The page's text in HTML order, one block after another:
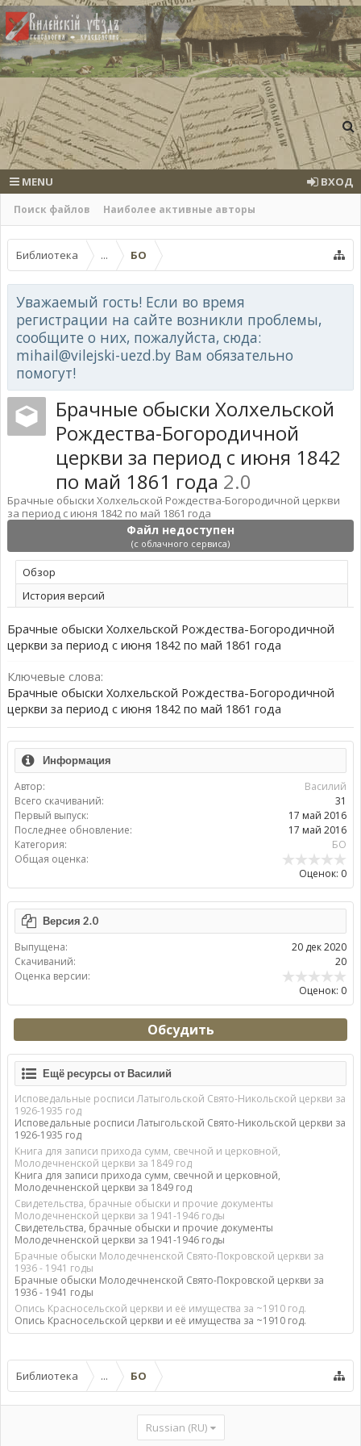
Поиск файлов Наиболее активные авторы
MENU ВХОД
Библиотека ... БО
Уважаемый гость! Если во время
регистрации на сайте возникли проблемы,
сообщите о них, пожалуйста, сюда:
mihail@vilejski-uezd.by Вам обязательно
помогут!
Файл недоступен
(с облачного сервиса)
Брачные обыски Холхельской
Рождества-Богородичной
церкви за период с июня 1842
по май 1861 года 2.0
Брачные обыски Холхельской Рождества-Богородичной церкви
за период с июня 1842 по май 1861 года
Обзoр
История версий
Брачные обыски Холхельской Рождества-Богородичной
церкви за период с июня 1842 по май 1861 года
Ключевые слова:
Брачные обыски Холхельской Рождества-Богородичной
церкви за период с июня 1842 по май 1861 года
Информация
Автор:
Василий
Всего скачиваний:
31
Первый выпуск:
17 май 2016
Последнее обновление:
17 май 2016
Категория:
БО
Общая оценка:
Оценок: 0
Версия 2.0
Выпущена:
20 дек 2020
Скачиваний:
20
Оценка версии:
Оценок: 0
Обсудить
Ещё ресурсы от Василий
Исповедальные росписи Латыгольской Свято-Никольской церкви за
1926-1935 год
Исповедальные росписи Латыгольской Свято-Никольской церкви за
1926-1935 год
Книга для записи прихода сумм, свечной и церковной,
Молодечненской церкви за 1849 год
Книга для записи прихода сумм, свечной и церковной,
Молодечненской церкви за 1849 год
Свидетельства, брачные обыски и прочие документы
Молодечненской церкви за 1941-1946 годы
Свидетельства, брачные обыски и прочие документы
Молодечненской церкви за 1941-1946 годы
Брачные обыски Молодечненской Свято-Покровской церкви за
1936 - 1941 годы
Брачные обыски Молодечненской Свято-Покровской церкви за
1936 - 1941 годы
Опись Красносельской церкви и её имущества за ~1910 год.
Опись Красносельской церкви и её имущества за ~1910 год.
Библиотека ... БО
Russian (RU)